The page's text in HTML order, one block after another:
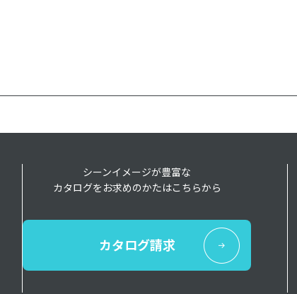
シーンイメージが豊富な
カタログをお求めのかたはこちらから
カタログ請求